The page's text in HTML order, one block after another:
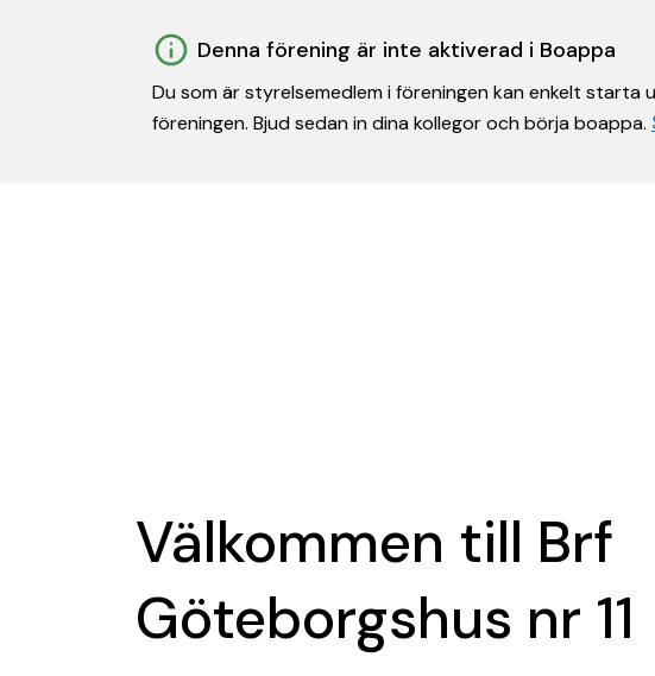
Denna förening är inte aktiverad i Boappa
Du som är styrelsemedlem i föreningen kan enkelt
föreningen. Bjud sedan in dina kollegor och börja boappa.
Välkommen till Brf
Göteborgshus nr 11